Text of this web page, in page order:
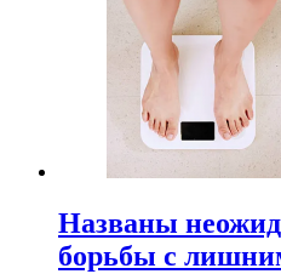
Названы
борьбы с